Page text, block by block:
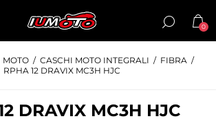
0
MOTO / CASCHI MOTO INTEGRALI / FIBRA /
RPHA 12 DRAVIX MC3H HJC
DRAVIX MC3H HJC